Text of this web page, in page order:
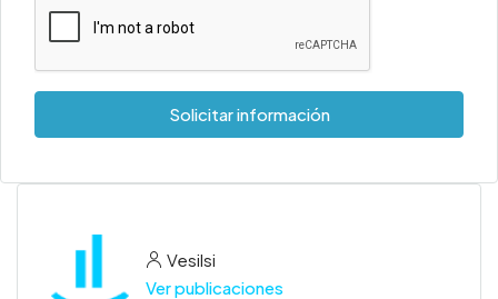
Solicitar información
Vesilsi
Ver publicaciones